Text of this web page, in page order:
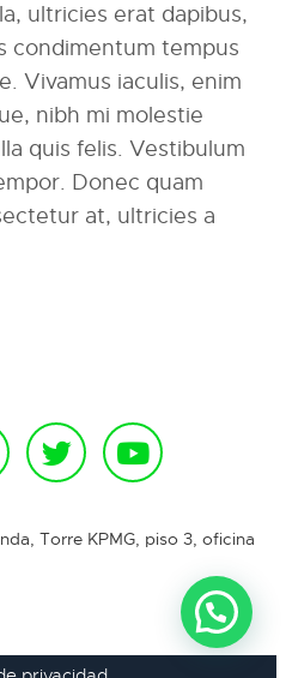
ultricies erat dapibus,
condimentum tempus
Vivamus iaculis, enim
nibh mi molestie
quis felis. Vestibulum
Donec quam
at, ultricies a
Torre KPMG, piso 3, oficina